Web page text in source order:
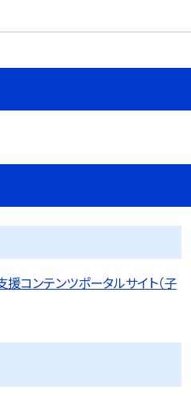
コンテンツポータルサイト（子